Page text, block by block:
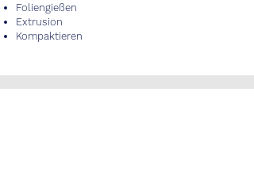
Foliengießen
Extrusion
Kompaktieren